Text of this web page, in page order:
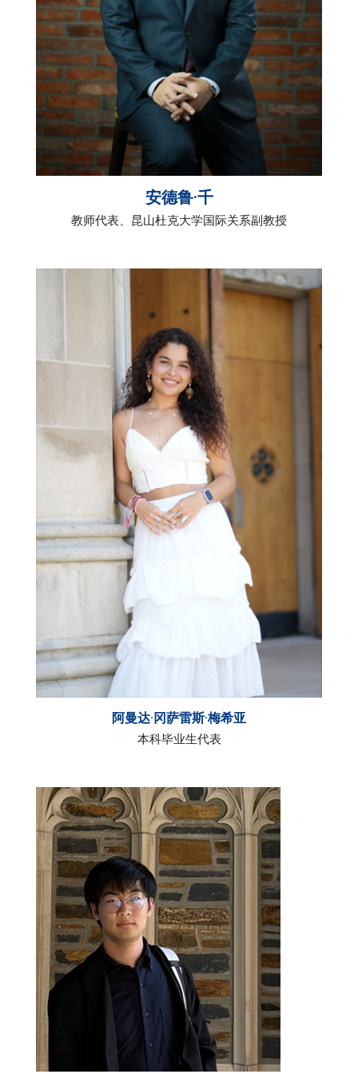
安德鲁·千
教师代表、昆山杜克大学国际关系副教授
阿曼达·冈萨雷斯·梅希亚
本科毕业生代表